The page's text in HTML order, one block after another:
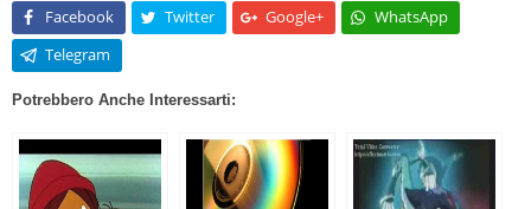
Facebook Twitter Google+
WhatsApp
Telegram
Potrebbero Anche Interessarti: